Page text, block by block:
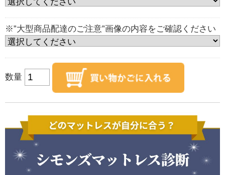
※”大型商品配達のご注意”画像の内容をご確認ください
数量